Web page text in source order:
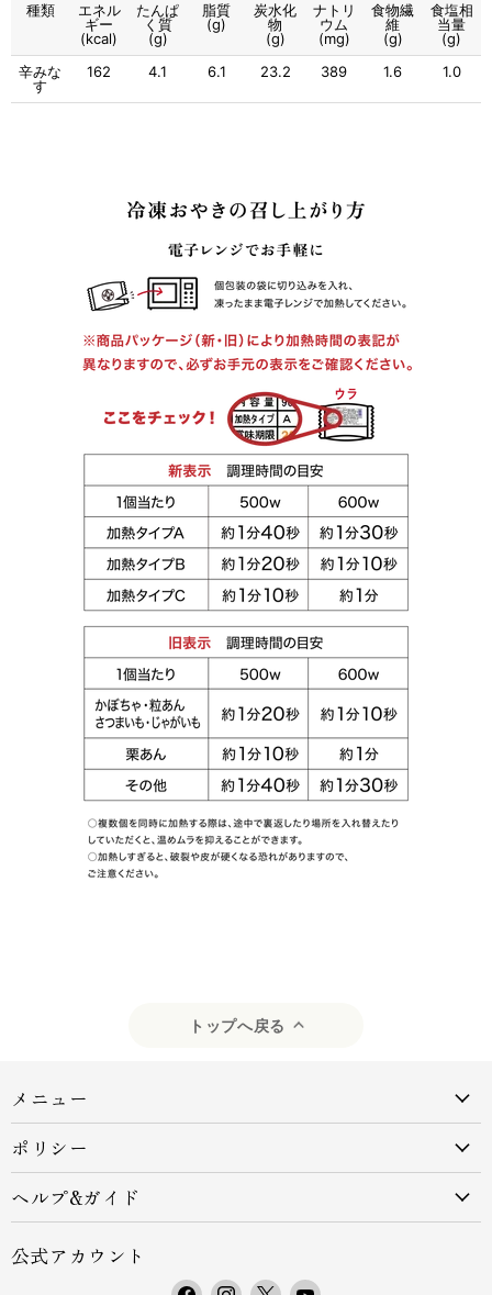
種類
エネル
ギー
(kcal)
たんぱ
く質
(g)
脂質
(g)
炭水化
物
(g)
ナトリ
ウム
(mg)
食物繊
維
(g)
食塩相
当量
(g)
辛みな
す
162 4.1 6.1 23.2 389 1.6 1.0
トップへ戻る
メニュー
ポリシー
ヘルプ&ガイド
公式アカウント
F I X Y